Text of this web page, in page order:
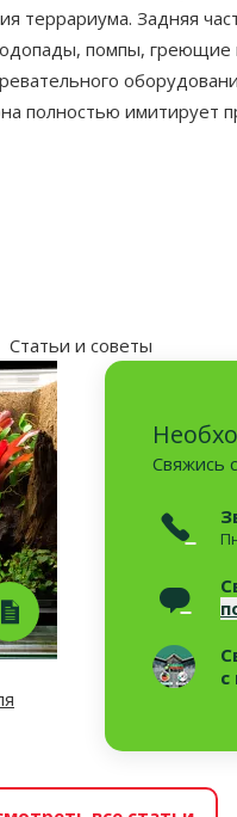
террариума. Задняя
помпы,
полностью
Статьи и советы
Свяжись
с